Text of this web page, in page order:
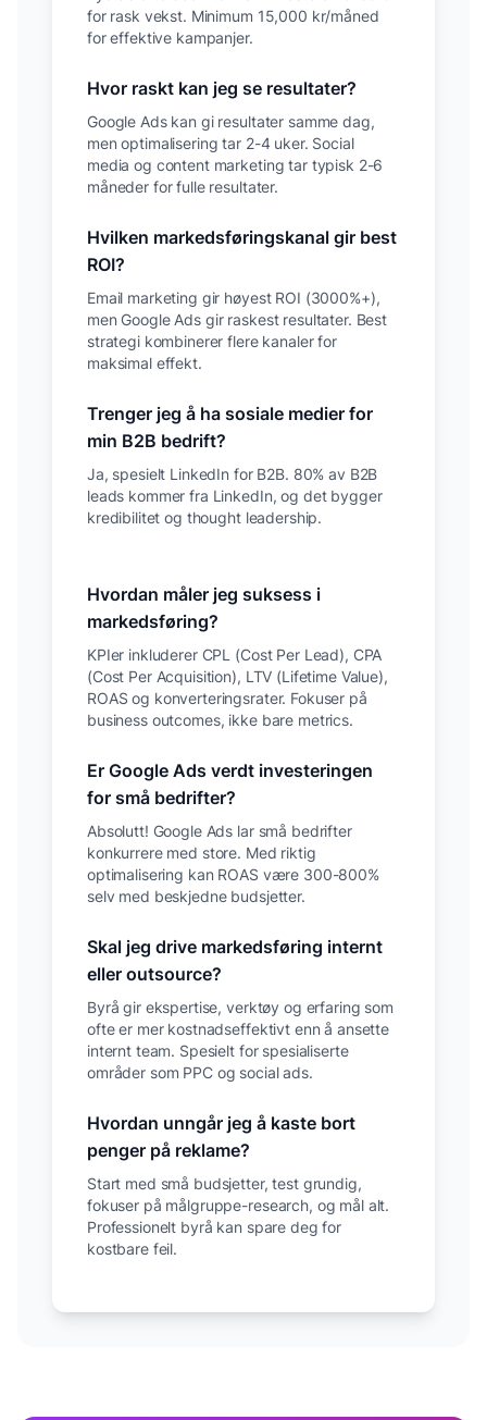
for rask vekst. Minimum 15,000 kr/måned
for effektive kampanjer.
Hvor raskt kan jeg se resultater?
Google Ads kan gi resultater samme dag,
men optimalisering tar 2-4 uker. Social
media og content marketing tar typisk 2-6
måneder for fulle resultater.
Hvilken markedsføringskanal gir best
ROI?
Email marketing gir høyest ROI (3000%+),
men Google Ads gir raskest resultater. Best
strategi kombinerer flere kanaler for
maksimal effekt.
Trenger jeg å ha sosiale medier for
min B2B bedrift?
Ja, spesielt LinkedIn for B2B. 80% av B2B
leads kommer fra LinkedIn, og det bygger
kredibilitet og thought leadership.
Hvordan måler jeg suksess i
markedsføring?
KPIer inkluderer CPL (Cost Per Lead), CPA
(Cost Per Acquisition), LTV (Lifetime Value),
ROAS og konverteringsrater. Fokuser på
business outcomes, ikke bare metrics.
Er Google Ads verdt investeringen
for små bedrifter?
Absolutt! Google Ads lar små bedrifter
konkurrere med store. Med riktig
optimalisering kan ROAS være 300-800%
selv med beskjedne budsjetter.
Skal jeg drive markedsføring internt
eller outsource?
Byrå gir ekspertise, verktøy og erfaring som
ofte er mer kostnadseffektivt enn å ansette
internt team. Spesielt for spesialiserte
områder som PPC og social ads.
Hvordan unngår jeg å kaste bort
penger på reklame?
Start med små budsjetter, test grundig,
fokuser på målgruppe-research, og mål alt.
Professionelt byrå kan spare deg for
kostbare feil.